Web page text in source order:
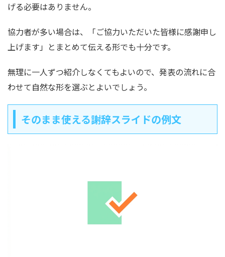
げる必要はありません。
協力者が多い場合は、「ご協力いただいた皆様に感謝申し
上げます」とまとめて伝える形でも十分です。
無理に一人ずつ紹介しなくてもよいので、発表の流れに合
わせて自然な形を選ぶとよいでしょう。
そのまま使える謝辞スライドの例文